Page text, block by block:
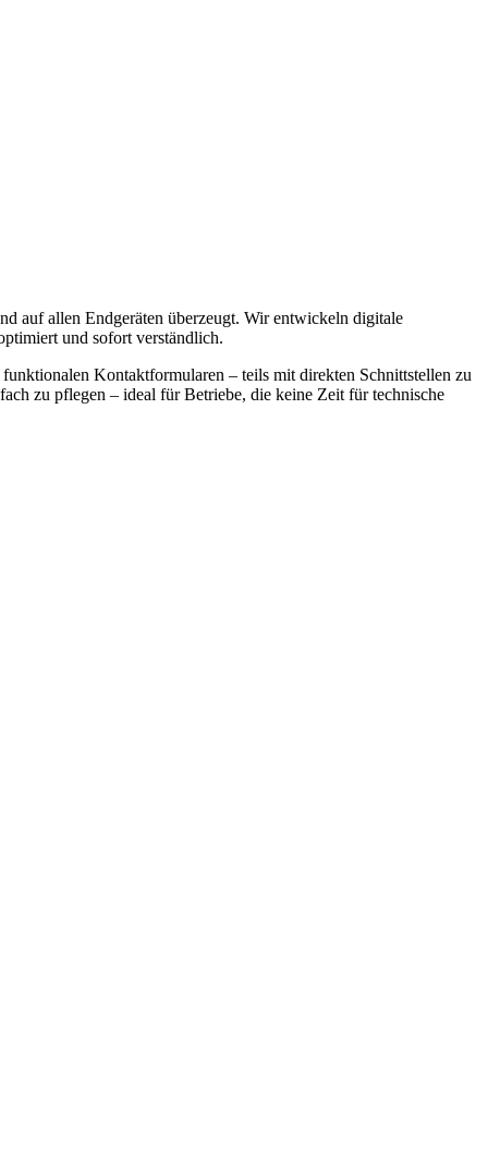
auf allen Endgeräten überzeugt. Wir entwickeln digitale
und sofort verständlich.
Kontaktformularen – teils mit direkten Schnittstellen zu
zu pflegen – ideal für Betriebe, die keine Zeit für technische